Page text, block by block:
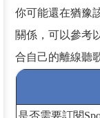
你可能還在猶豫
關係，可以參考
合自己的離線聽